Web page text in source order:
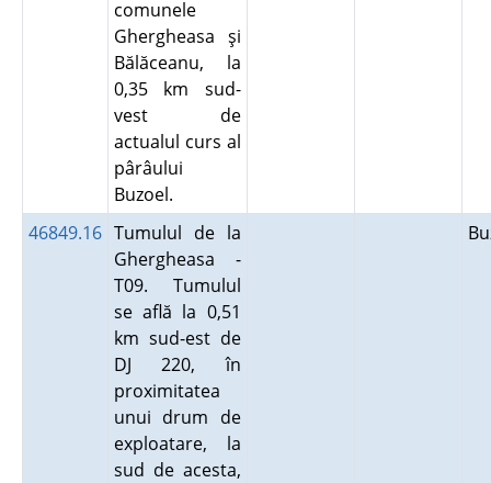
comunele
Ghergheasa şi
Bălăceanu, la
0,35 km sud-
vest de
actualul curs al
pârâului
Buzoel.
46849.16 Tumulul de la
Ghergheasa -
T09. Tumulul
se află la 0,51
km sud-est de
DJ 220, în
proximitatea
unui drum de
exploatare, la
sud de acesta,